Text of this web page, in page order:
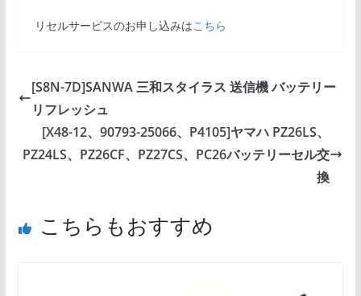
リセルサービスのお申し込みはこちら
[S8N-7D]SANWA 三和スタイラス 送信機 バッテリー
リフレッシュ
[X48-12、90793-25066、P4105]ヤマハ PZ26LS、
PZ24LS、PZ26CF、PZ27CS、PC26バッテリーセル交
換
こちらもおすすめ